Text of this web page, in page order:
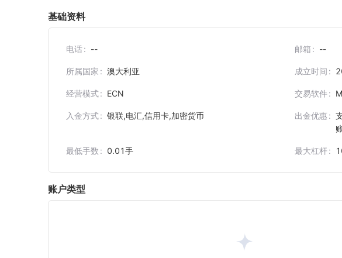
基础资料
电话 -- 邮箱 --
所属国家 澳大利亚 成立时间
经营模式 ECN 交易软件
入金方式 银联,电汇,信用卡,加密货币 出金优惠
最低手数 0.01手 最大杠杆
账户类型